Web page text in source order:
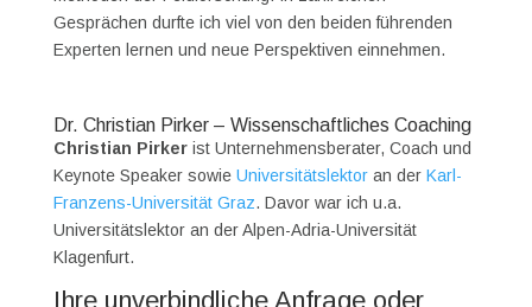
Gesprächen durfte ich viel von den beiden führenden
Experten lernen und neue Perspektiven einnehmen.
Dr. Christian Pirker – Wissenschaftliches Coaching
Christian Pirkerist Unternehmensberater, Coach und
Keynote Speaker sowie Universitätslektoran der Karl-
Franzens-Universität Graz. Davor war ich u.a.
Universitätslektor an der Alpen-Adria-Universität
Klagenfurt.
Ihre unverbindliche Anfrage oder